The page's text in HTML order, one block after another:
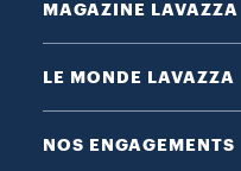
MAGAZINE LAVAZZA
LE MONDE LAVAZZA
NOS ENGAGEMENTS